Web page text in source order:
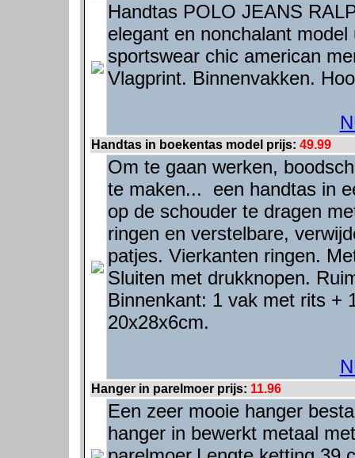
Handtas POLO JEANS
elegant en nonchalant
sportswear chic american
Vlagprint. Binnenvakken.
Handtas in boekentas model prijs: 49.99
Om te gaan werken,
te maken... een handtas in
op de schouder te dragen
ringen en verstelbare,
patjes. Vierkanten ringen.
Sluiten met drukknopen.
Binnenkant: 1 vak met rits +
20x28x6cm.
Hanger in parelmoer prijs: 11.96
Een zeer mooie hanger
hanger in bewerkt metaal